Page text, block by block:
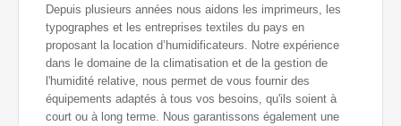
Depuis plusieurs années nous aidons les imprimeurs, les
typographes et les entreprises textiles du pays en
proposant la location d’humidificateurs. Notre expérience
dans le domaine de la climatisation et de la gestion de
l'humidité relative, nous permet de vous fournir des
équipements adaptés à tous vos besoins, qu'ils soient à
court ou à long terme. Nous garantissons également une